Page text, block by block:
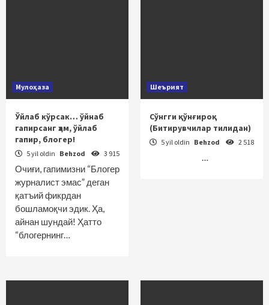
Мулоҳаза
Ўйлаб кўрсак… ўйнаб
гапирсанг ҳам, ўйлаб
гапир, блогер!
5 yil oldin Behzod 3 915
Очиғи, гапимизни “Блогер
журналист эмас” деган
қатъий фикрдан
бошламоқчи эдик. Ҳа,
айнан шундай! Ҳатто
“блогернинг…
Шеърият
Сўнгги қўнғироқ
(Битирувчилар тилидан)
5 yil oldin Behzod 2 518
…